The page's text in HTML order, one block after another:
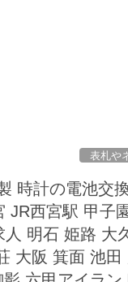
表札や
時計の電池交
西宮駅 甲子
明石 姫路 大
大阪 箕面 池田